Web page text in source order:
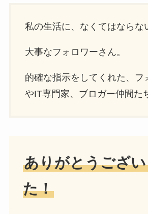
私の生活に、なくてはならな
大事なフォロワーさん。
的確な指示をしてくれた、フ
やIT専門家、ブロガー仲間た
ありがとうござ
た！